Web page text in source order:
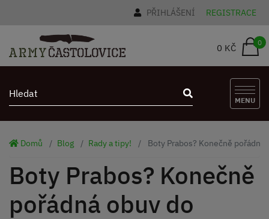
PŘIHLÁŠENÍ REGISTRACE
0 KČ 0
MENU
Domů Blog Rady a tipy! Boty Prabos? Konečně pořádná
Boty Prabos? Konečně
pořádná obuv do